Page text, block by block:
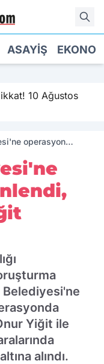
ASAYIŞ
10 Ağustos
operasyon
Belediyesi'ne
Yiğit ile
alındı.